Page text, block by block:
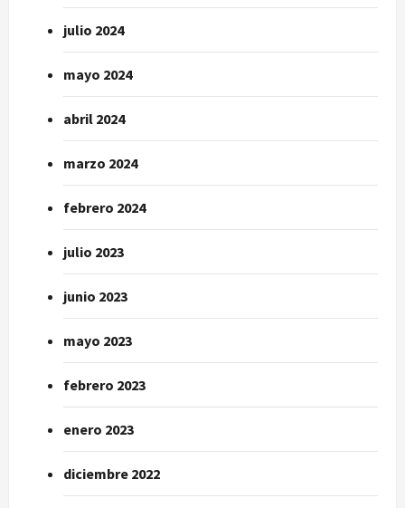
julio 2024
mayo 2024
abril 2024
marzo 2024
febrero 2024
julio 2023
junio 2023
mayo 2023
febrero 2023
enero 2023
diciembre 2022